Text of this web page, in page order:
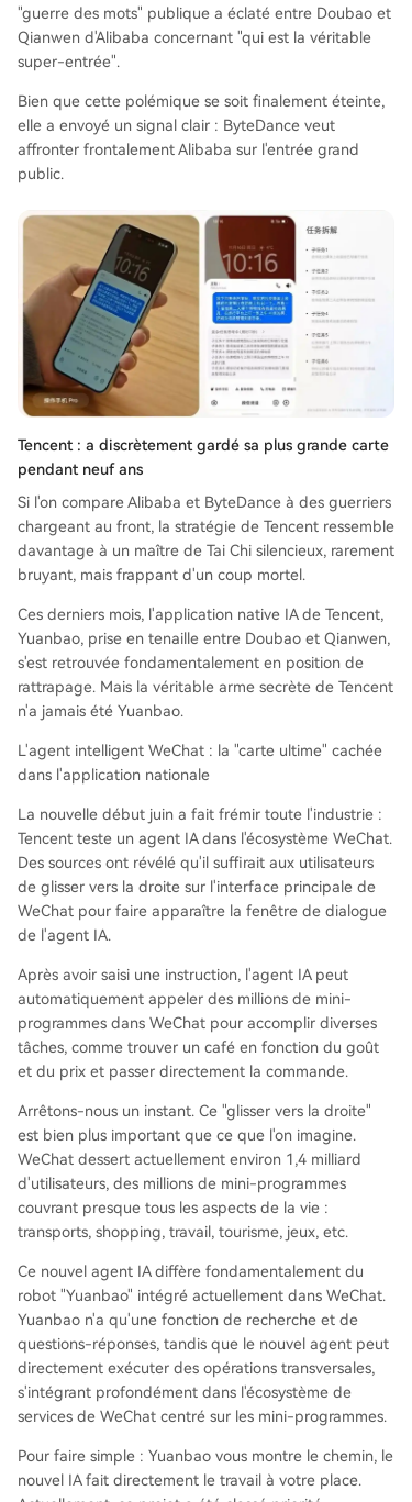
"guerre des mots" publique a éclaté entre Doubao et
Qianwen d'Alibaba concernant "qui est la véritable
super-entrée".
Bien que cette polémique se soit finalement éteinte,
elle a envoyé un signal clair : ByteDance veut
affronter frontalement Alibaba sur l'entrée grand
public.
Tencent : a discrètement gardé sa plus grande carte
pendant neuf ans
Si l'on compare Alibaba et ByteDance à des guerriers
chargeant au front, la stratégie de Tencent ressemble
davantage à un maître de Tai Chi silencieux, rarement
bruyant, mais frappant d'un coup mortel.
Ces derniers mois, l'application native IA de Tencent,
Yuanbao, prise en tenaille entre Doubao et Qianwen,
s'est retrouvée fondamentalement en position de
rattrapage. Mais la véritable arme secrète de Tencent
n'a jamais été Yuanbao.
L'agent intelligent WeChat : la "carte ultime" cachée
dans l'application nationale
La nouvelle début juin a fait frémir toute l'industrie :
Tencent teste un agent IA dans l'écosystème WeChat.
Des sources ont révélé qu'il suffirait aux utilisateurs
de glisser vers la droite sur l'interface principale de
WeChat pour faire apparaître la fenêtre de dialogue
de l'agent IA.
Après avoir saisi une instruction, l'agent IA peut
automatiquement appeler des millions de mini-
programmes dans WeChat pour accomplir diverses
tâches, comme trouver un café en fonction du goût
et du prix et passer directement la commande.
Arrêtons-nous un instant. Ce "glisser vers la droite"
est bien plus important que ce que l'on imagine.
WeChat dessert actuellement environ 1,4 milliard
d'utilisateurs, des millions de mini-programmes
couvrant presque tous les aspects de la vie :
transports, shopping, travail, tourisme, jeux, etc.
Ce nouvel agent IA diffère fondamentalement du
robot "Yuanbao" intégré actuellement dans WeChat.
Yuanbao n'a qu'une fonction de recherche et de
questions-réponses, tandis que le nouvel agent peut
directement exécuter des opérations transversales,
s'intégrant profondément dans l'écosystème de
services de WeChat centré sur les mini-programmes.
Pour faire simple : Yuanbao vous montre le chemin, le
nouvel IA fait directement le travail à votre place.